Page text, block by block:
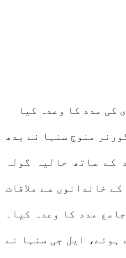
کی مدد کا وعدہ کیا
منوج سنہا نے بدھ
کے ساتھ حالیہ گولہ
خاندانوں سے ملاقات
مدد کا وعدہ کیا۔
ہوئے، ایل جی سنہا نے